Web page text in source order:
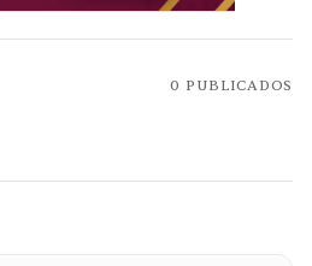
0 PUBLICADOS